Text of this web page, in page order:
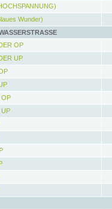
Wunder)
OP
UP
OP
UP